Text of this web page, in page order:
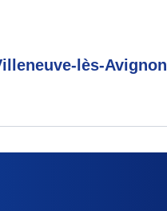
lès-Avignon